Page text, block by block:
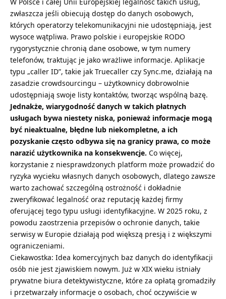
zwłaszcza jeśli obiecują dostęp do danych osobowych,
których operatorzy telekomunikacyjni nie udostępniają, jest
wysoce wątpliwa. Prawo polskie i europejskie RODO
rygorystycznie chronią dane osobowe, w tym numery
telefonów, traktując je jako wrażliwe informacje. Aplikacje
typu „caller ID”, takie jak Truecaller czy Sync.me, działają na
zasadzie crowdsourcingu – użytkownicy dobrowolnie
udostępniają swoje listy kontaktów, tworząc wspólną bazę.
Jednakże, wiarygodność danych w takich płatnych
usługach bywa niestety niska, ponieważ informacje mogą
być nieaktualne, błędne lub niekompletne, a ich
pozyskanie często odbywa się na granicy prawa, co może
narazić użytkownika na konsekwencje. Co więcej,
korzystanie z niesprawdzonych platform może prowadzić do
ryzyka wycieku własnych danych osobowych, dlatego zawsze
warto zachować szczególną ostrożność i dokładnie
zweryfikować legalność oraz reputację każdej firmy
oferującej tego typu usługi identyfikacyjne. W 2025 roku, z
powodu zaostrzenia przepisów o ochronie danych, takie
serwisy w Europie działają pod większą presją i z większymi
ograniczeniami.
Ciekawostka: Idea komercyjnych baz danych do identyfikacji
osób nie jest zjawiskiem nowym. Już w XIX wieku istniały
prywatne biura detektywistyczne, które za opłatą gromadziły
i przetwarzały informacje o osobach, choć oczywiście w